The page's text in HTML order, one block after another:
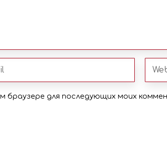
браузере для последующих моих